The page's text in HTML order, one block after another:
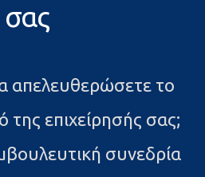
σας
απελευθερώσετε το
της επιχείρησής σας;
συνεδρία